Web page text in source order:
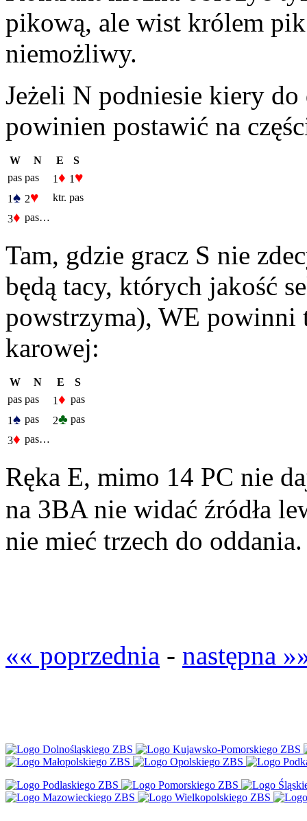
pikową, ale wist królem
niemożliwy.
Jeżeli N podniesie kiery
powinien postawić na
W N E
S
pas pas 1♦ 1 ♥
1♠ 2♥ ktr. pas
3♦ pas…
Tam, gdzie gracz S nie
będą tacy, których jakość
powstrzyma), WE powinni
karowej:
W N E
S
pas pas 1♦ pas
1♠ pas 2♣ pas
3♦ pas…
Ręka E, mimo 14 PC nie
na 3BA nie widać źródła
nie mieć trzech do oddania.
«« poprzednia - następna